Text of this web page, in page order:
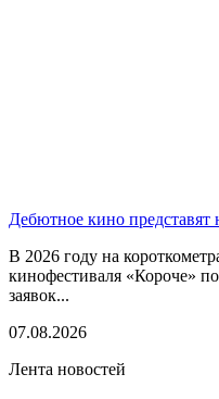
Дебютное кино представят
В 2026 году на
кинофестиваля «Короче»
заявок...
07.08.2026
Лента новостей